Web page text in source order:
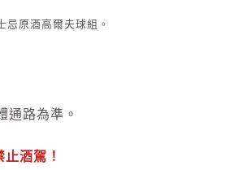
原酒高爾夫球組。
通路為準。
酒駕！